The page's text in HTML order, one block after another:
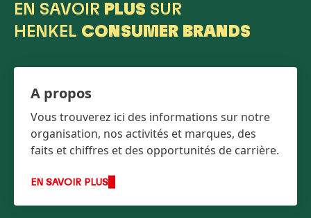
EN SAVOIR PLUS SUR
HENKEL CONSUMER BRANDS
A propos
Vous trouverez ici des informations sur notre
organisation, nos activités et marques, des
faits et chiffres et des opportunités de carrière.
EN SAVOIR PLUS